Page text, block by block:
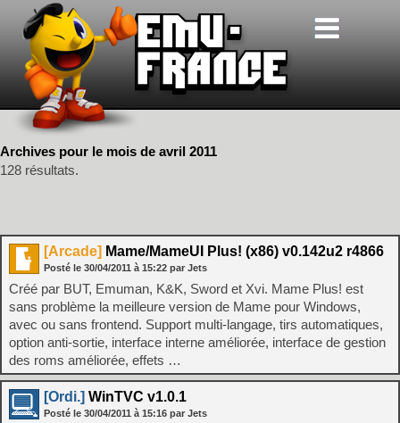
Archives pour le mois de avril 2011
128 résultats.
[Arcade] Mame/MameUI Plus! (x86) v0.142u2 r4866
Posté le 30/04/2011 à 15:22 par Jets
Créé par BUT, Emuman, K&K, Sword et Xvi. Mame Plus! est
sans problème la meilleure version de Mame pour Windows,
avec ou sans frontend. Support multi-langage, tirs automatiques,
option anti-sortie, interface interne améliorée, interface de gestion
des roms améliorée, effets …
[Ordi.] WinTVC v1.0.1
Posté le 30/04/2011 à 15:16 par Jets